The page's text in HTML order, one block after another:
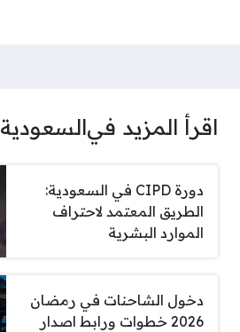
اقرأ المزيد فيالسعودية
دورة CIPD في السعودية:
الطريق المعتمد لاحتراف
الموارد البشرية
دخول الشاحنات في رمضان
2026 خطوات ورابط اصدار